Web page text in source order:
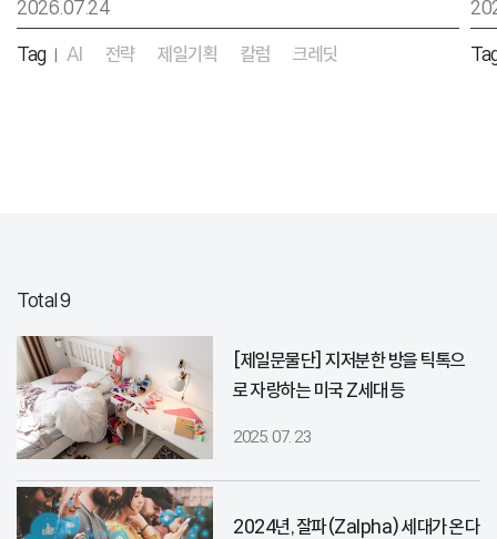
2026.07.24
Tag | AI 전략 제일기획 칼럼 크레딧
Total 9
[제일문물단] 지저분한 방을 틱톡으
로 자랑하는 미국 Z세대 등
2025. 07. 23
2024년, 잘파(Zalpha) 세대가 온다